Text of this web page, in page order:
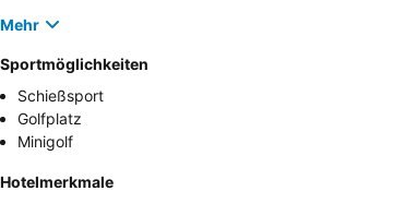
Mehr
Sportmöglichkeiten
Schießsport
Golfplatz
Minigolf
Hotelmerkmale